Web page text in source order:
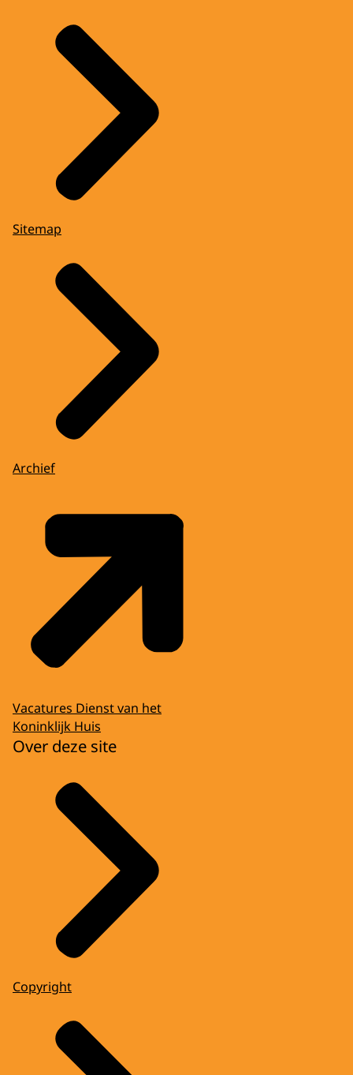
Sitemap
Archief
Vacatures Dienst van het
Koninklijk Huis
Over deze site
Copyright